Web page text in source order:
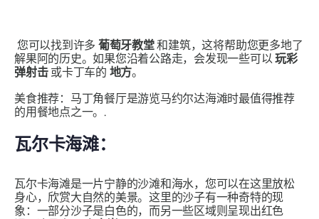
您可以找到许多 葡萄牙教堂和建筑，这将帮助您更多地了
解果阿的历史。如果您沿着公路走，会发现一些可以玩彩
弹射击或卡丁车的 地方。
美食推荐：马丁角餐厅是游览马约尔达海滩时最值得推荐
的用餐地点之一。.
瓦尔卡海滩：
瓦尔卡海滩是一片宁静的沙滩和海水，您可以在这里放松
身心，欣赏大自然的美景。这里的沙子有一种奇特的现
象：一部分沙子是白色的，而另一些区域则呈现出红色